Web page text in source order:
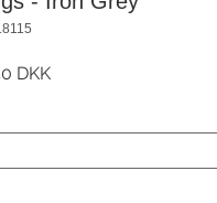
DKKSale-